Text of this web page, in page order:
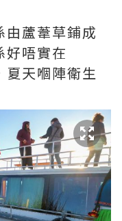
蘆葦草鋪成
好唔實在
夏天嗰陣衛生